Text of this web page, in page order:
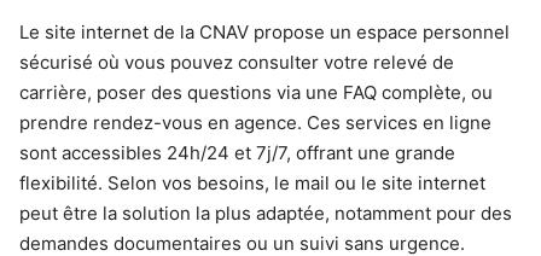
Le site internet de la CNAV propose un espace personnel
sécurisé où vous pouvez consulter votre relevé de
carrière, poser des questions via une FAQ complète, ou
prendre rendez-vous en agence. Ces services en ligne
sont accessibles 24h/24 et 7j/7, offrant une grande
flexibilité. Selon vos besoins, le mail ou le site internet
peut être la solution la plus adaptée, notamment pour des
demandes documentaires ou un suivi sans urgence.